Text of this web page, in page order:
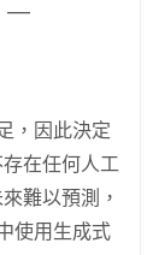
—
，因此決定
在任何人工
難以預測，
使用生成式